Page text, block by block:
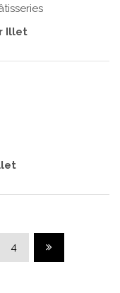
Illet
4 Page suivante